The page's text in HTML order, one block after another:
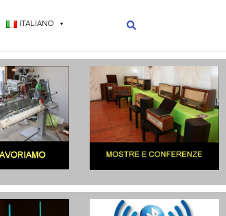
ITALIANO